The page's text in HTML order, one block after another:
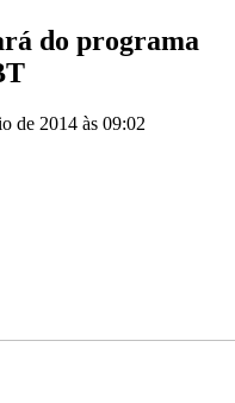
do programa
de 2014 às 09:02